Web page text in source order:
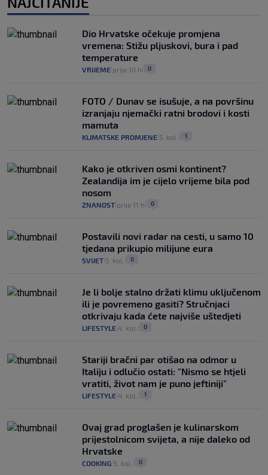
Dio Hrvatske očekuje promjena
vremena: Stižu pljuskovi, bura i pad
temperature
VRIJEME prije 10 h 0
FOTO / Dunav se isušuje, a na površinu
izranjaju njemački ratni brodovi i kosti
mamuta
KLIMATSKE PROMJENE 5. kol. 1
Kako je otkriven osmi kontinent?
Zealandija im je cijelo vrijeme bila pod
nosom
ZNANOST prije 11 h 0
Postavili novi radar na cesti, u samo 10
tjedana prikupio milijune eura
SVIJET 5. kol. 0
Je li bolje stalno držati klimu uključenom
ili je povremeno gasiti? Stručnjaci
otkrivaju kada ćete najviše uštedjeti
LIFESTYLE 4. kol. 0
Stariji bračni par otišao na odmor u
Italiju i odlučio ostati: "Nismo se htjeli
vratiti, život nam je puno jeftiniji"
LIFESTYLE 4. kol. 1
Ovaj grad proglašen je kulinarskom
prijestolnicom svijeta, a nije daleko od
Hrvatske
COOKING 5. kol. 0